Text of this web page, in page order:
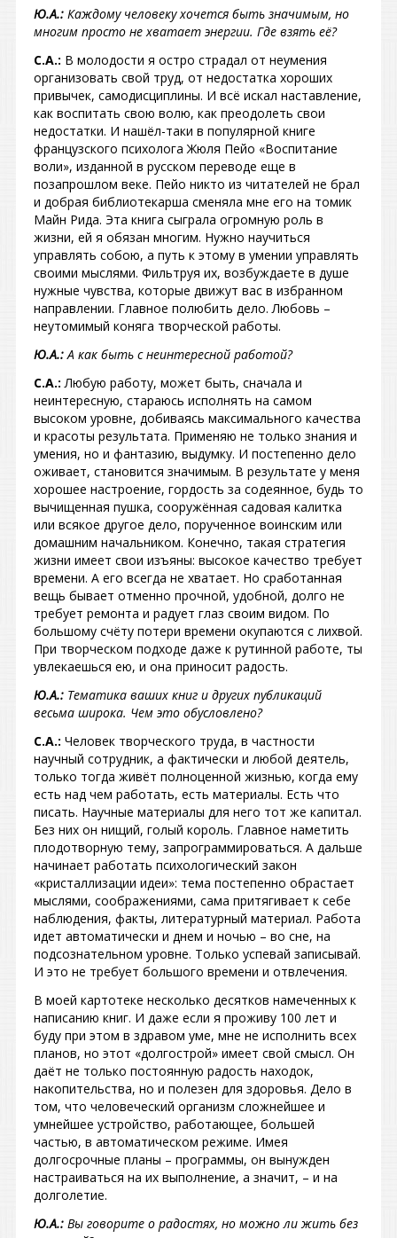
Ю.А.: Каждому человеку хочется быть значимым, но
многим просто не хватает энергии. Где взять её?
С.А.: В молодости я остро страдал от неумения
организовать свой труд, от недостатка хороших
привычек, самодисциплины. И всё искал наставление,
как воспитать свою волю, как преодолеть свои
недостатки. И нашёл-таки в популярной книге
французского психолога Жюля Пейо «Воспитание
воли», изданной в русском переводе еще в
позапрошлом веке. Пейо никто из читателей не брал
и добрая библиотекарша сменяла мне его на томик
Майн Рида. Эта книга сыграла огромную роль в
жизни, ей я обязан многим. Нужно научиться
управлять собою, а путь к этому в умении управлять
своими мыслями. Фильтруя их, возбуждаете в душе
нужные чувства, которые движут вас в избранном
направлении. Главное полюбить дело. Любовь –
неутомимый коняга творческой работы.
Ю.А.: А как быть с неинтересной работой?
С.А.: Любую работу, может быть, сначала и
неинтересную, стараюсь исполнять на самом
высоком уровне, добиваясь максимального качества
и красоты результата. Применяю не только знания и
умения, но и фантазию, выдумку. И постепенно дело
оживает, становится значимым. В результате у меня
хорошее настроение, гордость за содеянное, будь то
вычищенная пушка, сооружённая садовая калитка
или всякое другое дело, порученное воинским или
домашним начальником. Конечно, такая стратегия
жизни имеет свои изъяны: высокое качество требует
времени. А его всегда не хватает. Но сработанная
вещь бывает отменно прочной, удобной, долго не
требует ремонта и радует глаз своим видом. По
большому счёту потери времени окупаются с лихвой.
При творческом подходе даже к рутинной работе, ты
увлекаешься ею, и она приносит радость.
Ю.А.: Тематика ваших книг и других публикаций
весьма широка. Чем это обусловлено?
С.А.: Человек творческого труда, в частности
научный сотрудник, а фактически и любой деятель,
только тогда живёт полноценной жизнью, когда ему
есть над чем работать, есть материалы. Есть что
писать. Научные материалы для него тот же капитал.
Без них он нищий, голый король. Главное наметить
плодотворную тему, запрограммироваться. А дальше
начинает работать психологический закон
«кристаллизации идеи»: тема постепенно обрастает
мыслями, соображениями, сама притягивает к себе
наблюдения, факты, литературный материал. Работа
идет автоматически и днем и ночью – во сне, на
подсознательном уровне. Только успевай записывай.
И это не требует большого времени и отвлечения.
В моей картотеке несколько десятков намеченных к
написанию книг. И даже если я проживу 100 лет и
буду при этом в здравом уме, мне не исполнить всех
планов, но этот «долгострой» имеет свой смысл. Он
даёт не только постоянную радость находок,
накопительства, но и полезен для здоровья. Дело в
том, что человеческий организм сложнейшее и
умнейшее устройство, работающее, большей
частью, в автоматическом режиме. Имея
долгосрочные планы – программы, он вынужден
настраиваться на их выполнение, а значит, – и на
долголетие.
Ю.А.: Вы говорите о радостях, но можно ли жить без